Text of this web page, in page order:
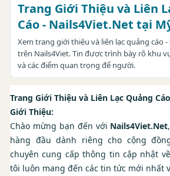
Trang Giới Thiệu và Liên
Cáo - Nails4Viet.Net tại
Xem trang giới thiệu và liên lạc quảng cáo
trên Nails4Viet. Tin được trình bày rõ khu
và các điểm quan trọng để người.
Trang Giới Thiệu và Liên Lạc Quảng
Giới Thiệu:
Chào mừng bạn đến với Nails4Viet.Net
hàng đầu dành riêng cho cộng
chuyên cung cấp thông tin cập nhật
tôi luôn mang đến các tin tức mới nhất